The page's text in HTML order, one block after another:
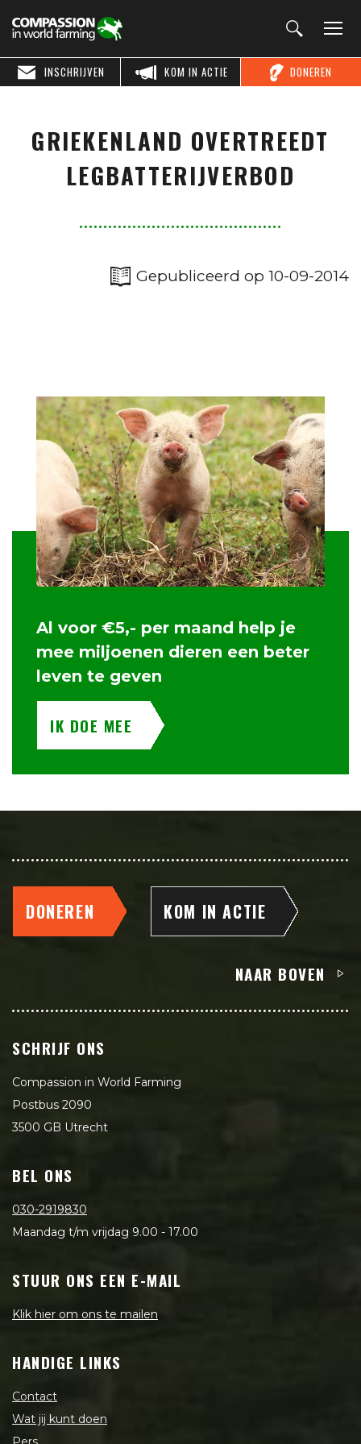
DONEREN
KOM IN ACTIE
INSCHRIJVEN
GRIEKENLAND OVERTREEDT
LEGBATTERIJVERBOD
Gepubliceerd op 10-09-2014
Al voor €5,- per maand help je
mee miljoenen dieren een beter
leven te geven
IK DOE MEE
DONEREN KOM IN ACTIE
NAAR BOVEN
SCHRIJF ONS
Compassion in World Farming
Postbus 2090
3500 GB Utrecht
BEL ONS
030-2919830
Maandag t/m vrijdag 9.00 - 17.00
STUUR ONS EEN E-MAIL
Klik hier om ons te mailen
HANDIGE LINKS
Contact
Wat jij kunt doen